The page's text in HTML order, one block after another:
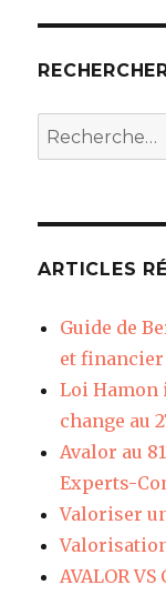
Recherche
pour
ARTICLES
Guide de
et financier
Loi Hamon
change au
Avalor au
Experts-
Valoriser
AVALOR